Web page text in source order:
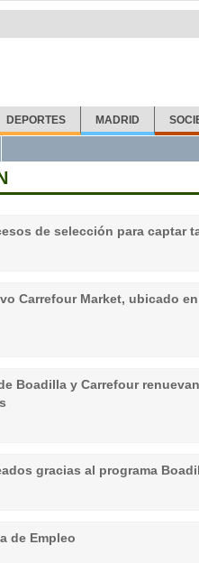
DEPORTES MADRID
de selección para captar
Carrefour Market, ubicado
Boadilla y Carrefour
gracias al programa
de Empleo